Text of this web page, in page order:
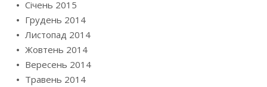
Січень 2015
Грудень 2014
Листопад 2014
Жовтень 2014
Вересень 2014
Травень 2014